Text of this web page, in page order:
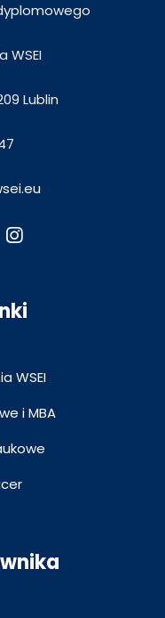
WSEI
Lublin
WSEI
i MBA